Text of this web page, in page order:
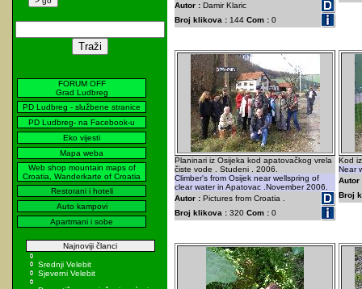
FORUM OFF
Grad Ludbreg
PD Ludbreg - službene stranice
PD Ludbreg- na Facebook-u
Eko vijesti
Mapa weba
Web shop mountain maps of
Croatia, Wanderkarte of Croatia
Restorani i hoteli
Auto kampovi
Apartmani i sobe
Najnoviji članci
Srednji Velebit
Sjeverni Velebit
Autor : Damir Klaric
Broj klikova : 144 Com : 0
Planinari iz Osijeka kod apatovačkog vrela
čiste vode . Studeni . 2006.
Climber's from Osijek near wellspring of
clear water in Apatovac .November 2006.
Autor : Pictures from Croatia .
Broj klikova : 320 Com : 0
Kod
Near
Autor
Broj